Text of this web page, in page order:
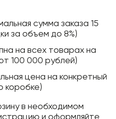
сумма заказа 15
за объем до 8%)
на всех товарах на
100 000 рублей)
цена на конкретный
коробке)
в необходимом
и оформляйте